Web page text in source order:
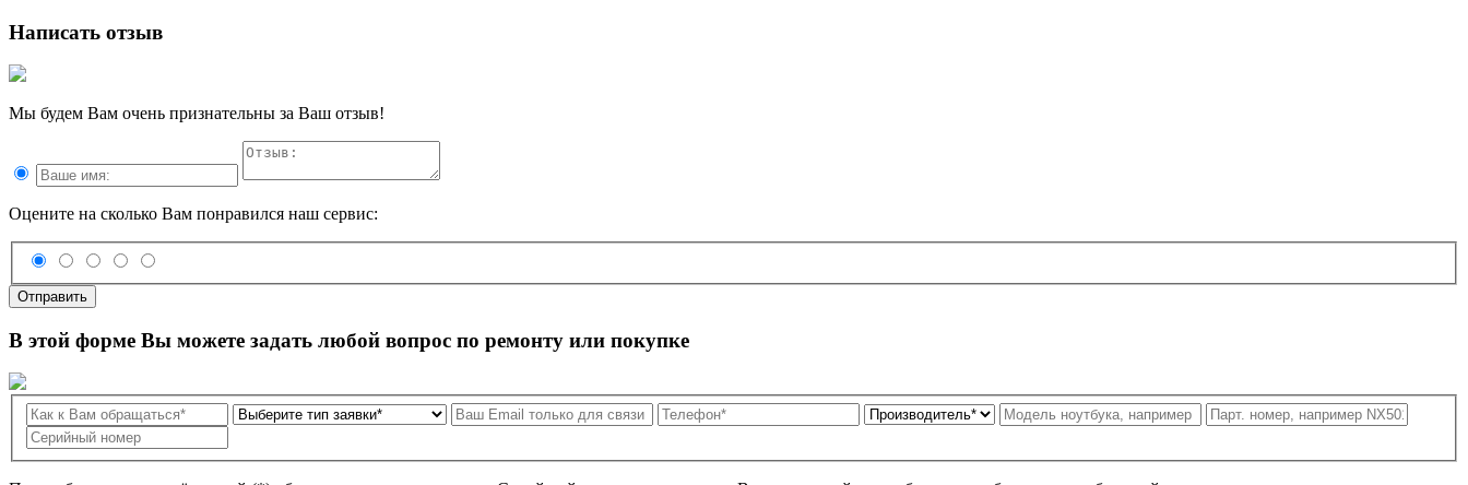
Написать отзыв
Мы будем Вам очень признательны за Ваш отзыв!
Оцените на сколько Вам понравился наш сервис:
Отправить
В этой форме Вы можете задать любой вопрос по ремонту или покупке